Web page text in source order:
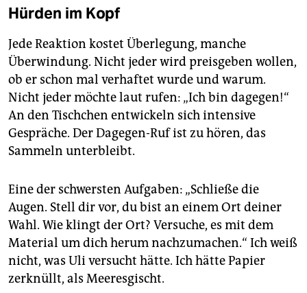
Hürden im Kopf
Jede Reaktion kostet Überlegung, manche
Überwindung. Nicht jeder wird preisgeben wollen,
ob er schon mal verhaftet wurde und warum.
Nicht jeder möchte laut rufen: „Ich bin dagegen!“
An den Tischchen entwickeln sich intensive
Gespräche. Der Dagegen-Ruf ist zu hören, das
Sammeln unterbleibt.
Eine der schwersten Aufgaben: „Schließe die
Augen. Stell dir vor, du bist an einem Ort deiner
Wahl. Wie klingt der Ort? Versuche, es mit dem
Material um dich herum nachzumachen.“ Ich weiß
nicht, was Uli versucht hätte. Ich hätte Papier
zerknüllt, als Meeresgischt.